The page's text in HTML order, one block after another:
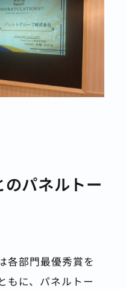
パネルトー
各部門最優秀賞を
もに、パネルトー